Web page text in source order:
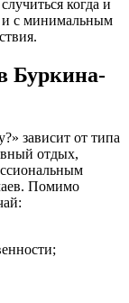
когда и
и с минимальным
Буркина-
зависит от типа
отдых,
Помимо